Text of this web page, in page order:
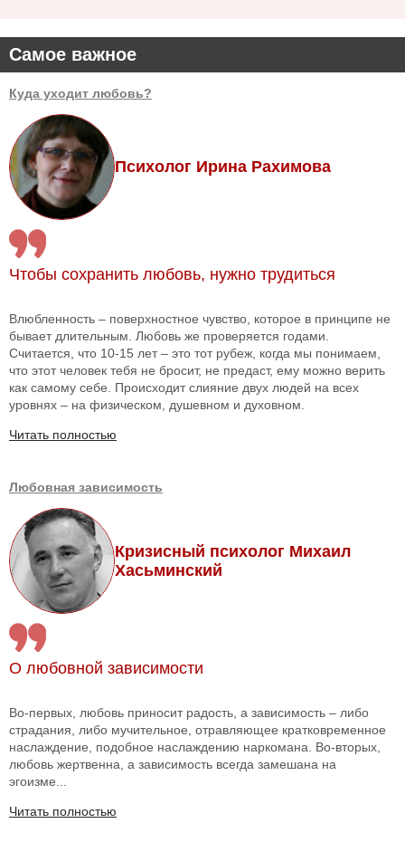
Самое важное
Куда уходит любовь?
Психолог Ирина Рахимова
Чтобы сохранить любовь, нужно трудиться
Влюбленность – поверхностное чувство, которое в принципе не
бывает длительным. Любовь же проверяется годами.
Считается, что 10-15 лет – это тот рубеж, когда мы понимаем,
что этот человек тебя не бросит, не предаст, ему можно верить
как самому себе. Происходит слияние двух людей на всех
уровнях – на физическом, душевном и духовном.
Читать полностью
Любовная зависимость
Кризисный психолог Михаил
Хасьминский
О любовной зависимости
Во-первых, любовь приносит радость, а зависимость – либо
страдания, либо мучительное, отравляющее кратковременное
наслаждение, подобное наслаждению наркомана. Во-вторых,
любовь жертвенна, а зависимость всегда замешана на
эгоизме...
Читать полностью